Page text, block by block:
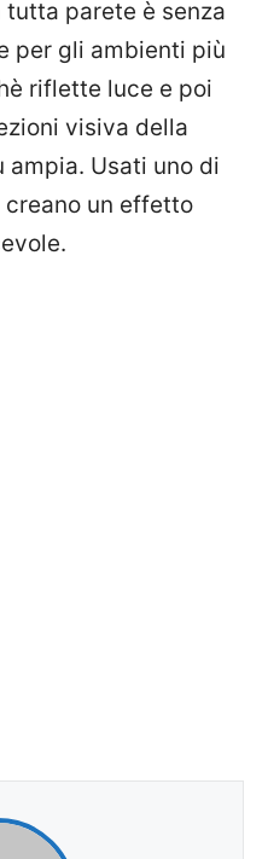
parete è senza
per gli ambienti più
riflette luce e poi
visiva della
ampia. Usati uno di
creano un effetto